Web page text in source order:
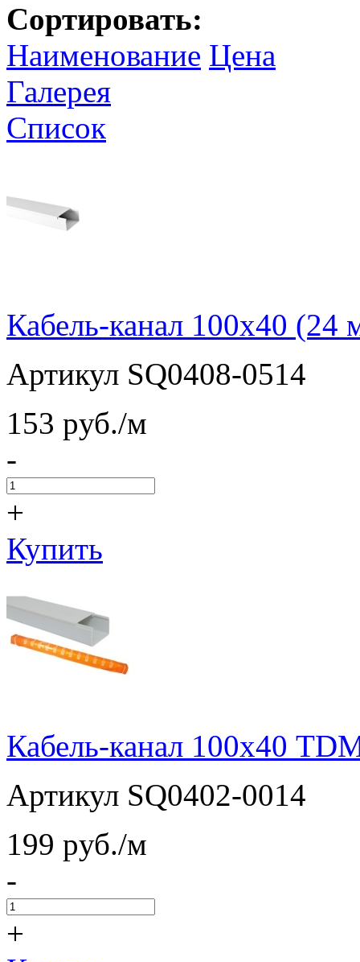
Сортировать:
Наименование Цена
Галерея
Список
Кабель-канал 100х40
Артикул SQ0408-0514
153 pуб./м
-
+
Купить
Кабель-канал 100х40
Артикул SQ0402-0014
199 pуб./м
-
+